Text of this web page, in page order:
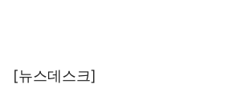
[뉴스데스크]